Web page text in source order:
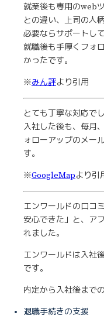
就業後も専用のweb
との違い、上司の人
必要ならサポートし
就職後も手厚くフォ
かったです。
※みん評より引用
とても丁寧な対応でし
入社した後も、毎月
ォローアップのメー
す。
※GoogleMapより引
エンワールドの口コ
安心できた」と、ア
れました。
エンワールドは入社
です。
内定から入社後まで
退職手続きの支援